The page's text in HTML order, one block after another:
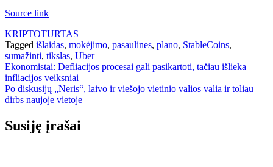
Source link
KRIPTOTURTAS
Tagged išlaidas, mokėjimo, pasaulines, plano, StableCoins,
sumažinti, tikslas, Uber
Navigacija
tarp
įrašų
Ekonomistai: Defliacijos procesai gali pasikartoti, tačiau išlieka
infliacijos veiksniai
Po diskusijų „Neris“, laivo ir viešojo vietinio valios valia ir toliau
dirbs naujoje vietoje
Susiję įrašai